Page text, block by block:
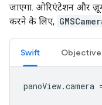
जाएगा. ओरिएंटेशन और
करने के लिए,
Swift
panoView.camera